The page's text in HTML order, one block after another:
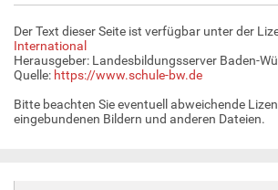
Der Text dieser Seite ist verfügbar unter der
International
Herausgeber: Landesbildungsserver Baden-
Quelle: https://www.schule-bw.de
Bitte beachten Sie eventuell abweichende
eingebundenen Bildern und anderen Dateien.